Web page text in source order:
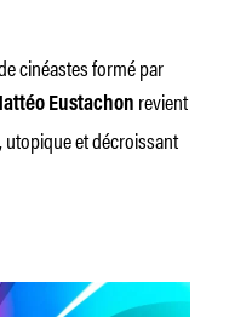
cinéastes formé par
Eustachon revient
et décroissant